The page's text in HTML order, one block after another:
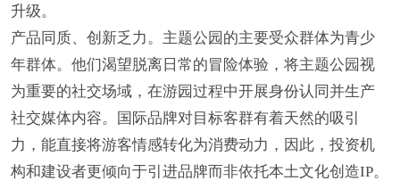
升级。
产品同质、创新乏力。主题公园的主要受众群体为青少
年群体。他们渴望脱离日常的冒险体验，将主题公园视
为重要的社交场域，在游园过程中开展身份认同并生产
社交媒体内容。国际品牌对目标客群有着天然的吸引
力，能直接将游客情感转化为消费动力，因此，投资机
构和建设者更倾向于引进品牌而非依托本土文化创造IP。